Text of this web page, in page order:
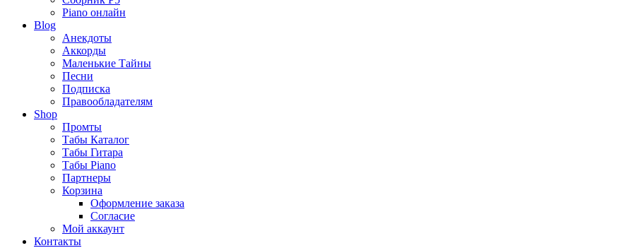
Piano онлайн
Blog
Анекдоты
Аккорды
Маленькие Тайны
Песни
Подписка
Правообладателям
Shop
Промты
Табы Каталог
Табы Гитара
Табы Piano
Партнеры
Корзина
Оформление заказа
Согласие
Мой аккаунт
Контакты